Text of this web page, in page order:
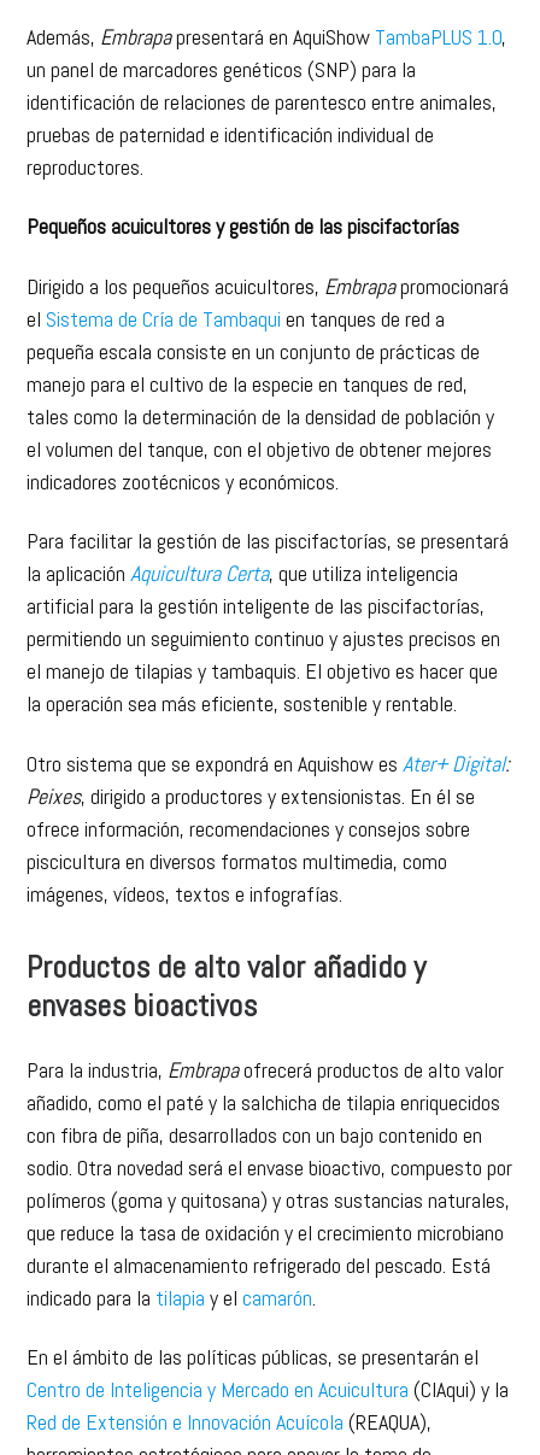
Además, Embrapapresentará en AquiShow TambaPLUS 1.0,
un panel de marcadores genéticos (SNP) para la
identificación de relaciones de parentesco entre animales,
pruebas de paternidad e identificación individual de
reproductores.
Pequeños acuicultores y gestión de las piscifactorías
Dirigido a los pequeños acuicultores, Embrapapromocionará
el Sistema de Cría de Tambaqui en tanques de red a
pequeña escala consiste en un conjunto de prácticas de
manejo para el cultivo de la especie en tanques de red,
tales como la determinación de la densidad de población y
el volumen del tanque, con el objetivo de obtener mejores
indicadores zootécnicos y económicos.
Para facilitar la gestión de las piscifactorías, se presentará
la aplicaciónAquicultura Certa, que utiliza inteligencia
artificial para la gestión inteligente de las piscifactorías,
permitiendo un seguimiento continuo y ajustes precisos en
el manejo de tilapias y tambaquis. El objetivo es hacer que
la operación sea más eficiente, sostenible y rentable.
Otro sistema que se expondrá en Aquishow es Ater+ Digital:
Peixes, dirigido a productores y extensionistas. En él se
ofrece información, recomendaciones y consejos sobre
piscicultura en diversos formatos multimedia, como
imágenes, vídeos, textos e infografías.
Productos de alto valor añadido y
envases bioactivos
Para la industria, Embrapaofrecerá productos de alto valor
añadido, como el paté y la salchicha de tilapia enriquecidos
con fibra de piña, desarrollados con un bajo contenido en
sodio. Otra novedad será el envase bioactivo, compuesto por
polímeros (goma y quitosana) y otras sustancias naturales,
que reduce la tasa de oxidación y el crecimiento microbiano
durante el almacenamiento refrigerado del pescado. Está
indicado para la tilapia y elcamarón.
En el ámbito de las políticas públicas, se presentarán el
Centro de Inteligencia y Mercado en Acuicultura (CIAqui) y la
Red de Extensión e Innovación Acuícola (REAQUA),